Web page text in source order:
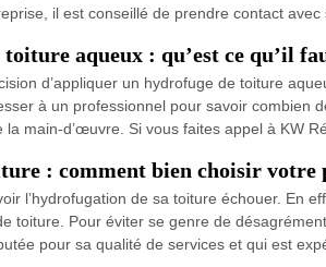
il est conseillé de prendre contact
aqueux : qu’est ce qu’il
d’appliquer un hydrofuge de toiture
à un professionnel pour savoir
main-d’œuvre. Si vous faites appel à KW
: comment bien choisir votre
l’hydrofugation de sa toiture échouer. En
toiture. Pour éviter se genre de
pour sa qualité de services et qui est